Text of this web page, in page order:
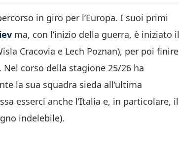
in giro per l’Europa. I suoi primi
ma, con l’inizio della guerra, è iniziato il
Cracovia e Lech Poznan), per poi finire
. Nel corso della stagione 25/26 ha
la sua squadra sieda all’ultima
esserci anche l’Italia e, in particolare, il
indelebile).